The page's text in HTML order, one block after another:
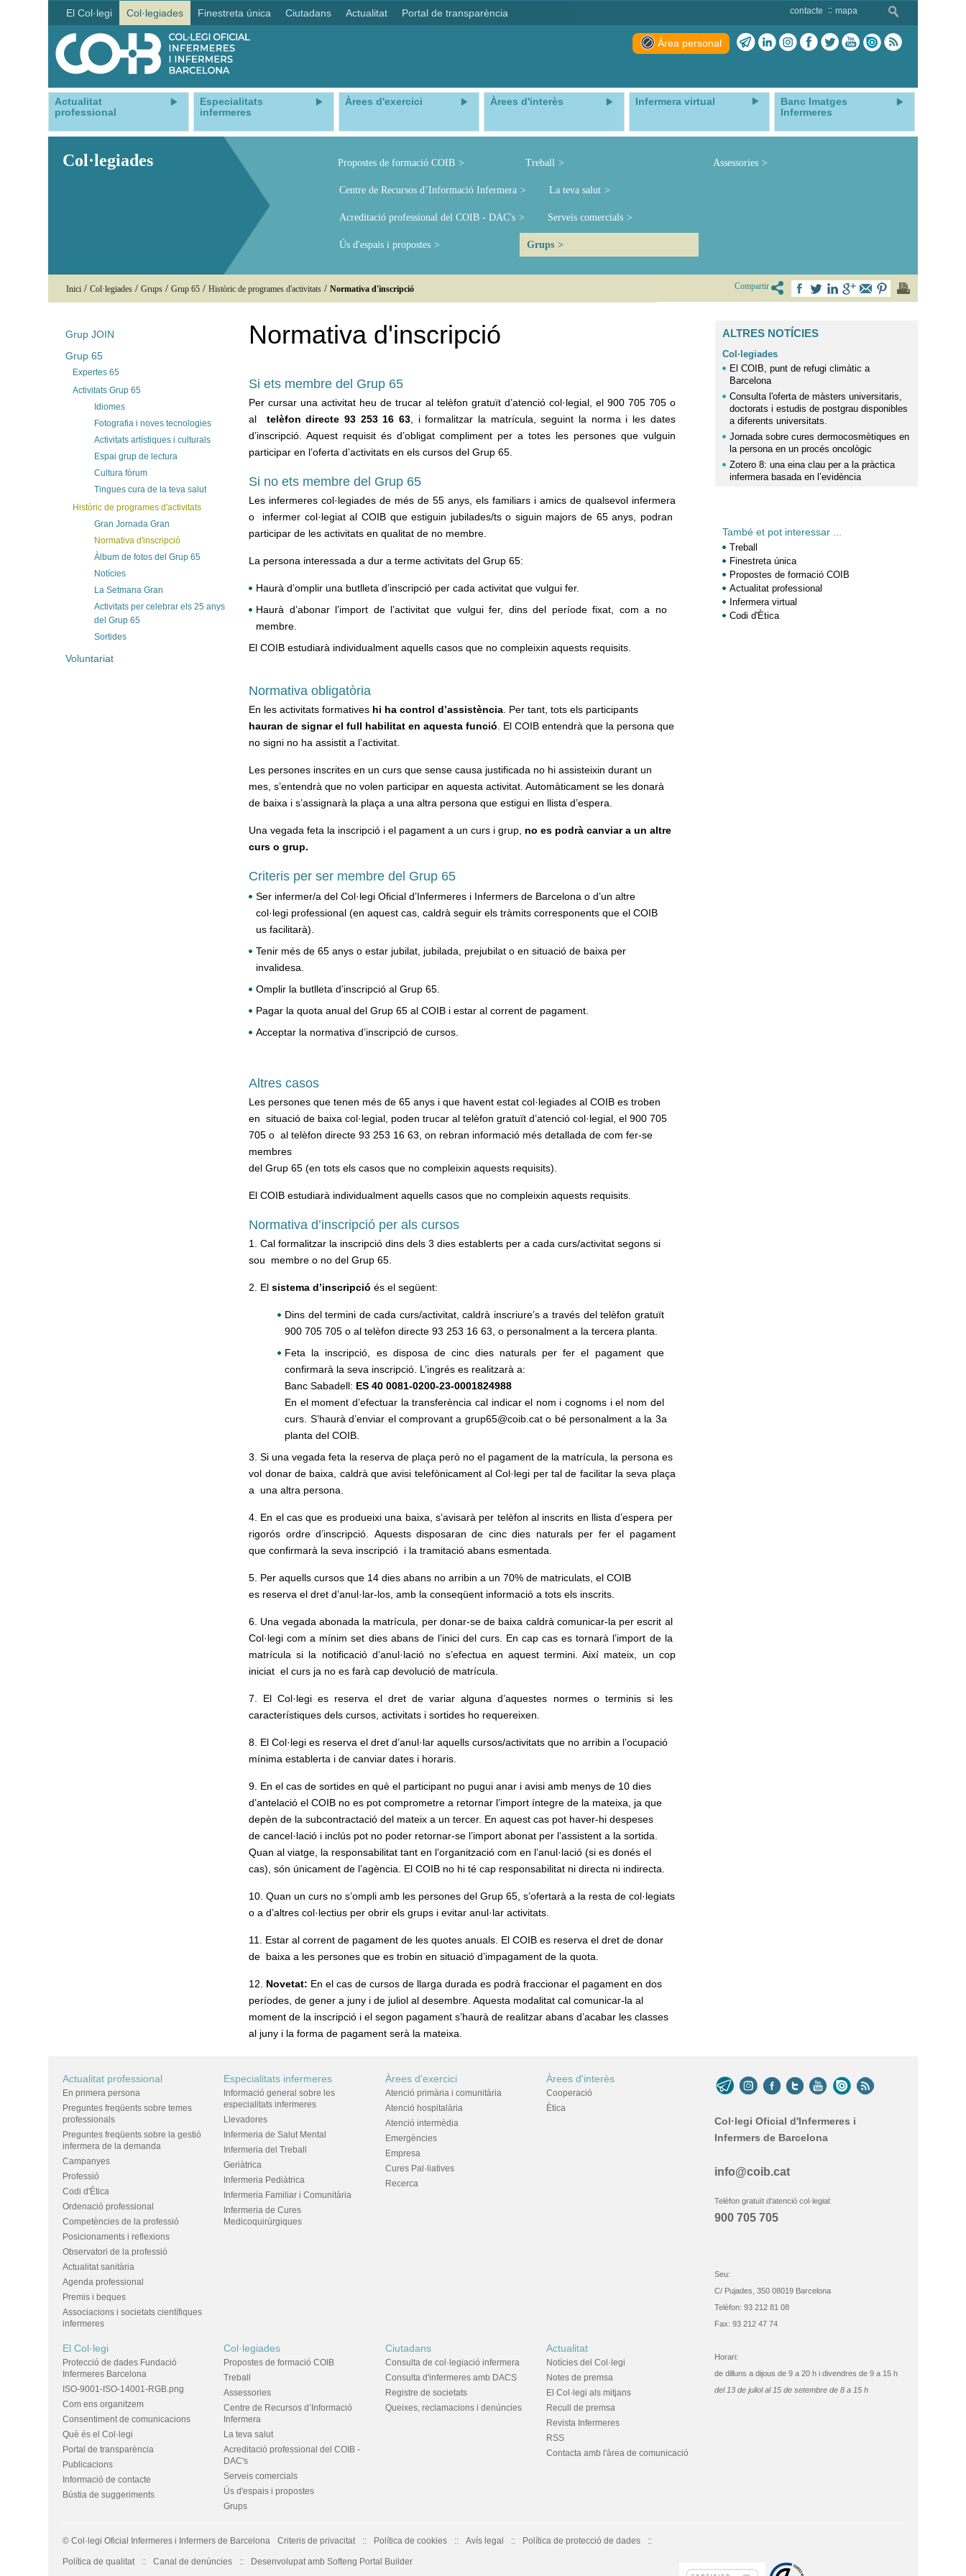
El Col·legi Col·legiades Finestreta única Ciutadans Actualitat Portal de transparència contacte mapa
Àrea personal
Actualitat
professional
Especialitats
infermeres
Àrees d'exercici Àrees d'interès Infermera virtual
Banc Imatges
Infermeres
Col·legiades Propostes de formació COIB Treball Assessories
Centre de Recursos d’Informació Infermera La teva salut
Acreditació professional del COIB - DAC's Serveis comercials
Ús d'espais i propostes Grups
Inici / Col·legiades / Grups / Grup 65 / Històric de programes d'activitats / Normativa d'inscripció Compartir
Grup JOIN
Grup 65
Expertes 65
Activitats Grup 65
Idiomes
Fotografia i noves tecnologies
Activitats artístiques i culturals
Espai grup de lectura
Cultura fòrum
Tingues cura de la teva salut
Històric de programes d'activitats
Gran Jornada Gran
Normativa d'inscripció
Àlbum de fotos del Grup 65
Notícies
La Setmana Gran
Activitats per celebrar els 25 anys
del Grup 65
Sortides
Voluntariat
Normativa d'inscripció
Si ets membre del Grup 65
Per cursar una activitat heu de trucar al telèfon gratuït d’atenció col·legial, el 900 705 705 o
al telèfon directe 93 253 16 63, i formalitzar la matrícula, seguint la norma i les dates
d’inscripció. Aquest requisit és d’obligat compliment per a totes les persones que vulguin
participar en l’oferta d’activitats en els cursos del Grup 65.
Si no ets membre del Grup 65
Les infermeres col·legiades de més de 55 anys, els familiars i amics de qualsevol infermera
o infermer col·legiat al COIB que estiguin jubilades/ts o siguin majors de 65 anys, podran
participar de les activitats en qualitat de no membre.
La persona interessada a dur a terme activitats del Grup 65:
Haurà d’omplir una butlleta d’inscripció per cada activitat que vulgui fer.
Haurà d’abonar l’import de l’activitat que vulgui fer, dins del període fixat, com a no
membre.
El COIB estudiarà individualment aquells casos que no compleixin aquests requisits.
Normativa obligatòria
En les activitats formatives hi ha control d’assistència . Per tant, tots els participants
hauran de signar el full habilitat en aquesta funció . El COIB entendrà que la persona que
no signi no ha assistit a l’activitat.
Les persones inscrites en un curs que sense causa justificada no hi assisteixin durant un
mes, s’entendrà que no volen participar en aquesta activitat. Automàticament se les donarà
de baixa i s’assignarà la plaça a una altra persona que estigui en llista d’espera.
Una vegada feta la inscripció i el pagament a un curs i grup, no es podrà canviar a un altre
curs o grup.
Criteris per ser membre del Grup 65
Ser infermer/a del Col·legi Oficial d’Infermeres i Infermers de Barcelona o d’un altre
col·legi professional (en aquest cas, caldrà seguir els tràmits corresponents que el COIB
us facilitarà).
Tenir més de 65 anys o estar jubilat, jubilada, prejubilat o en situació de baixa per
invalidesa.
Omplir la butlleta d’inscripció al Grup 65.
Pagar la quota anual del Grup 65 al COIB i estar al corrent de pagament.
Acceptar la normativa d’inscripció de cursos.
Altres casos
Les persones que tenen més de 65 anys i que havent estat col·legiades al COIB es troben
en situació de baixa col·legial, poden trucar al telèfon gratuït d’atenció col·legial, el 900 705
705 o al telèfon directe 93 253 16 63, on rebran informació més detallada de com fer-se
membres
del Grup 65 (en tots els casos que no compleixin aquests requisits).
El COIB estudiarà individualment aquells casos que no compleixin aquests requisits.
Normativa d’inscripció per als cursos
1. Cal formalitzar la inscripció dins dels 3 dies establerts per a cada curs/activitat segons si
sou membre o no del Grup 65.
2. Elsistema d’inscripcióés el següent:
Dins del termini de cada curs/activitat, caldrà inscriure’s a través del telèfon gratuït
900 705 705 o al telèfon directe 93 253 16 63, o personalment a la tercera planta.
Feta la inscripció, es disposa de cinc dies naturals per fer el pagament que
confirmarà la seva inscripció. L’ingrés es realitzarà a:
Banc Sabadell: ES 40 0081-0200-23-0001824988
En el moment d’efectuar la transferència cal indicar el nom i cognoms i el nom del
curs. S’haurà d’enviar el comprovant a grup65@coib.cat o bé personalment a la 3a
planta del COIB.
3. Si una vegada feta la reserva de plaça però no el pagament de la matrícula, la persona es
vol donar de baixa, caldrà que avisi telefònicament al Col·legi per tal de facilitar la seva plaça
a una altra persona.
4. En el cas que es produeixi una baixa, s’avisarà per telèfon al inscrits en llista d’espera per
rigorós ordre d’inscripció. Aquests disposaran de cinc dies naturals per fer el pagament
que confirmarà la seva inscripció i la tramitació abans esmentada.
5. Per aquells cursos que 14 dies abans no arribin a un 70% de matriculats, el COIB
es reserva el dret d’anul·lar-los, amb la conseqüent informació a tots els inscrits.
6. Una vegada abonada la matrícula, per donar-se de baixa caldrà comunicar-la per escrit al
Col·legi com a mínim set dies abans de l’inici del curs. En cap cas es tornarà l’import de la
matrícula si la notificació d’anul·lació no s’efectua en aquest termini. Així mateix, un cop
iniciat el curs ja no es farà cap devolució de matrícula.
7. El Col·legi es reserva el dret de variar alguna d’aquestes normes o terminis si les
característiques dels cursos, activitats i sortides ho requereixen.
8. El Col·legi es reserva el dret d’anul·lar aquells cursos/activitats que no arribin a l’ocupació
mínima establerta i de canviar dates i horaris.
9. En el cas de sortides en què el participant no pugui anar i avisi amb menys de 10 dies
d’antelació el COIB no es pot comprometre a retornar l’import íntegre de la mateixa, ja que
depèn de la subcontractació del mateix a un tercer. En aquest cas pot haver-hi despeses
de cancel·lació i inclús pot no poder retornar-se l’import abonat per l’assistent a la sortida.
Quan al viatge, la responsabilitat tant en l’organització com en l’anul·lació (si es donés el
cas), són únicament de l’agència. El COIB no hi té cap responsabilitat ni directa ni indirecta.
10. Quan un curs no s’ompli amb les persones del Grup 65, s’ofertarà a la resta de col·legiats
o a d’altres col·lectius per obrir els grups i evitar anul·lar activitats.
11. Estar al corrent de pagament de les quotes anuals. El COIB es reserva el dret de donar
de baixa a les persones que es trobin en situació d’impagament de la quota.
12. Novetat: En el cas de cursos de llarga durada es podrà fraccionar el pagament en dos
períodes, de gener a juny i de juliol al desembre. Aquesta modalitat cal comunicar-la al
moment de la inscripció i el segon pagament s’haurà de realitzar abans d’acabar les classes
al juny i la forma de pagament serà la mateixa.
ALTRES NOTÍCIES
Col·legiades
El COIB, punt de refugi climàtic a
Barcelona
Consulta l'oferta de màsters universitaris,
doctorats i estudis de postgrau disponibles
a diferents universitats.
Jornada sobre cures dermocosmètiques en
la persona en un procés oncològic
Zotero 8: una eina clau per a la pràctica
infermera basada en l’evidència
També et pot interessar ...
Treball
Finestreta única
Propostes de formació COIB
Actualitat professional
Infermera virtual
Codi d'Ètica
Actualitat professional
En primera persona
Preguntes freqüents sobre temes
professionals
Preguntes freqüents sobre la gestió
infermera de la demanda
Campanyes
Professió
Codi d'Ètica
Ordenació professional
Competències de la professió
Posicionaments i reflexions
Observatori de la professió
Actualitat sanitària
Agenda professional
Premis i beques
Associacions i societats científiques
infermeres
Especialitats infermeres
Informació general sobre les
especialitats infermeres
Llevadores
Infermeria de Salut Mental
Infermeria del Treball
Geriàtrica
Infermeria Pediàtrica
Infermeria Familiar i Comunitària
Infermeria de Cures
Medicoquirúrgiques
Àrees d'exercici
Atenció primària i comunitària
Atenció hospitalària
Atenció intermèdia
Emergències
Empresa
Cures Pal·liatives
Recerca
Àrees d'interès
Cooperació
Ètica
El Col·legi
Protecció de dades Fundació
Infermeres Barcelona
ISO-9001-ISO-14001-RGB.png
Com ens organitzem
Consentiment de comunicacions
Què és el Col·legi
Portal de transparència
Publicacions
Informació de contacte
Bústia de suggeriments
Col·legiades
Propostes de formació COIB
Treball
Assessories
Centre de Recursos d’Informació
Infermera
La teva salut
Acreditació professional del COIB -
DAC's
Serveis comercials
Ús d'espais i propostes
Grups
Ciutadans
Consulta de col·legiació infermera
Consulta d'infermeres amb DACS
Registre de societats
Queixes, reclamacions i denúncies
Actualitat
Notícies del Col·legi
Notes de premsa
El Col·legi als mitjans
Recull de premsa
Revista Infermeres
RSS
Contacta amb l'àrea de comunicació
Col·legi Oficial d'Infermeres i
Infermers de Barcelona
info@coib.cat
Telèfon gratuït d'atenció col·legial:
900 705 705
Seu:
C/ Pujades, 350 08019 Barcelona
Telèfon: 93 212 81 08
Fax: 93 212 47 74
Horari:
de dilluns a dijous de 9 a 20 h i divendres de 9 a 15 h
del 13 de juliol al 15 de setembre de 8 a 15 h
© Col·legi Oficial Infermeres i Infermers de Barcelona Criteris de privacitat Política de cookies Avís legal Política de protecció de dades
Política de qualitat Canal de denúncies Desenvolupat amb Softeng Portal Builder